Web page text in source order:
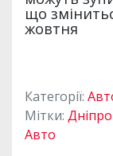
Категорії:
Мітки:
Авто